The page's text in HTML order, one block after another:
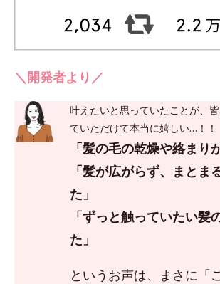
＼開発者より／
叶えたいと思っていたことが、
ていただけて本当に嬉しい…！！
「髪の毛の乾燥や絡まり
「髪が広がらず、まとま
た」
「ずっと触っていたい髪
た」
というお声は、まさに「